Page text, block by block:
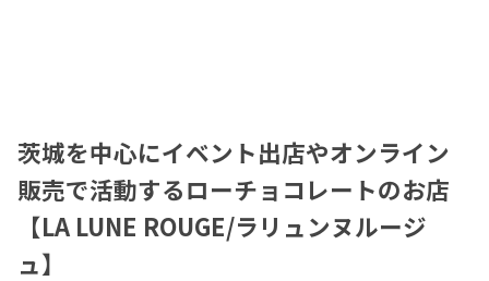
茨城を中心にイベント出店やオンライン
販売で活動するローチョコレートのお店
【LA LUNE ROUGE/ラリュンヌルージ
ュ】